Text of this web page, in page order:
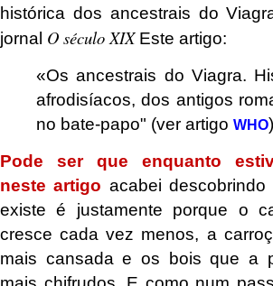
histórica dos ancestrais do
jornal O século XIX Este artigo:
«Os ancestrais do Viagra.
afrodisíacos, dos antigos
no bate-papo" (ver artigo WHO
Pode ser que enquanto
neste artigo acabei
existe é justamente porque o
cresce cada vez menos, a
mais cansada e os bois que a